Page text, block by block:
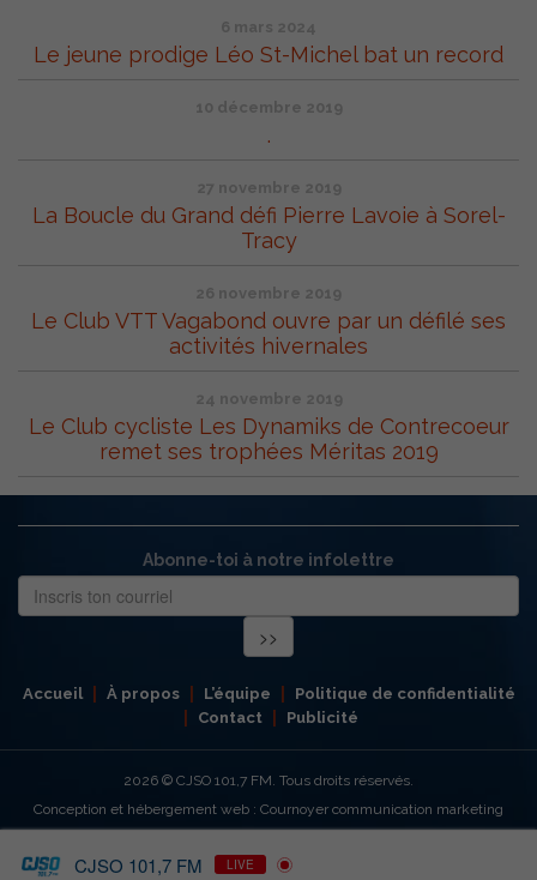
6 mars 2024
Le jeune prodige Léo St-Michel bat un record
10 décembre 2019
.
27 novembre 2019
La Boucle du Grand défi Pierre Lavoie à Sorel-
Tracy
26 novembre 2019
Le Club VTT Vagabond ouvre par un défilé ses
activités hivernales
24 novembre 2019
Le Club cycliste Les Dynamiks de Contrecoeur
remet ses trophées Méritas 2019
Abonne-toi à notre infolettre
Accueil À propos L’équipe
Politique de confidentialité
Contact
Publicité
2026 © CJSO 101,7 FM. Tous droits réservés.
Conception et hébergement web : Cournoyer communication marketing
CJSO 101,7 FM LIVE